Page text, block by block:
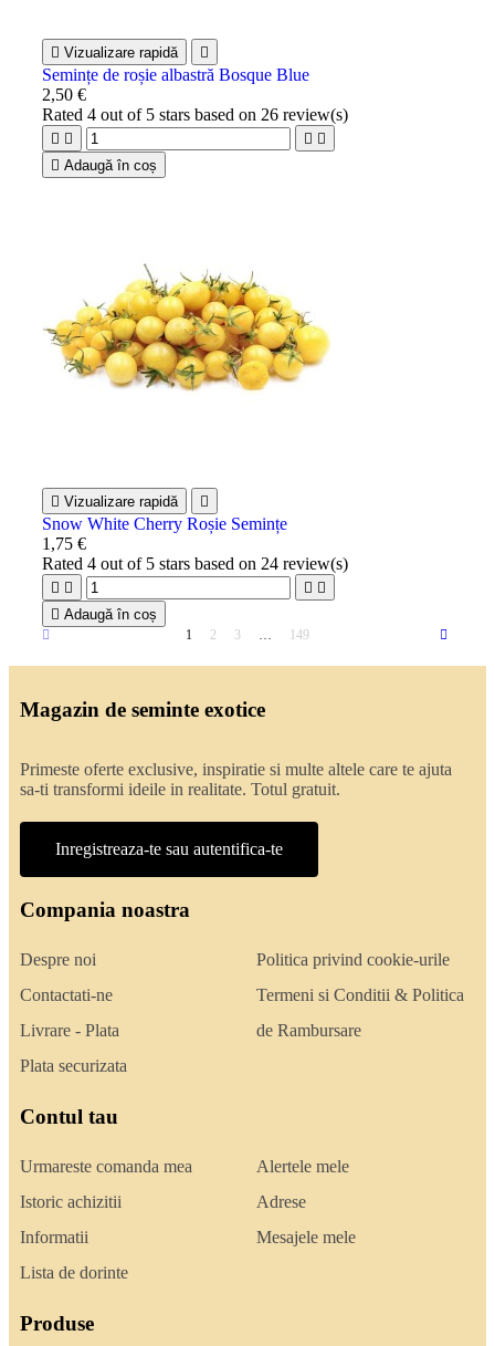
 Vizualizare rapidă 
Semințe de roșie albastră Bosque Blue
2,50 €
Rated4 out of 5 stars based on 26 review(s)
   
 Adaugă în coș
 Vizualizare rapidă 
Snow White Cherry Roșie Semințe
1,75 €
Rated4 out of 5 stars based on 24 review(s)
   
 Adaugă în coș
1 2 3 … 149
Magazin de seminte exotice
Primeste oferte exclusive, inspiratie si multe altele care te ajuta
sa-ti transformi ideile in realitate. Totul gratuit.
Inregistreaza-te sau autentifica-te
Compania noastra
Despre noi
Contactati-ne
Livrare - Plata
Plata securizata
Politica privind cookie-urile
Termeni si Conditii & Politica
de Rambursare
Contul tau
Urmareste comanda mea
Istoric achizitii
Informatii
Lista de dorinte
Alertele mele
Adrese
Mesajele mele
Produse